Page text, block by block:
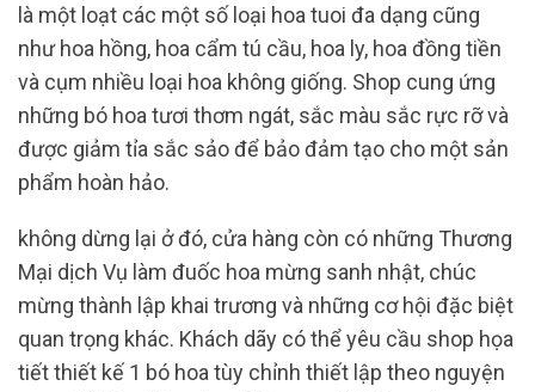
là một loạt các một số loại hoa tuoi đa dạng cũng
như hoa hồng, hoa cẩm tú cầu, hoa ly, hoa đồng tiền
và cụm nhiều loại hoa không giống. Shop cung ứng
những bó hoa tươi thơm ngát, sắc màu sắc rực rỡ và
được giảm tỉa sắc sảo để bảo đảm tạo cho một sản
phẩm hoàn hảo.
không dừng lại ở đó, cửa hàng còn có những Thương
Mại dịch Vụ làm đuốc hoa mừng sanh nhật, chúc
mừng thành lập khai trương và những cơ hội đặc biệt
quan trọng khác. Khách dãy có thể yêu cầu shop họa
tiết thiết kế 1 bó hoa tùy chỉnh thiết lập theo nguyện